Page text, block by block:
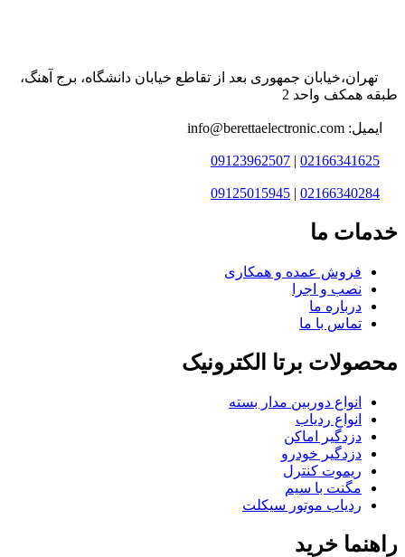
تهران،خیابان جمهوری بعد از تقاطع خیابان دانشگاه، برج آهنگ،
طبقه همکف واحد 2
ایمیل: info@berettaelectronic.com
02166341625
|
09123962507
02166340284
|
09125015945
خدمات ما
فروش عمده و همکاری
نصب و اجرا
درباره ما
تماس با ما
محصولات برتا الکترونیک
انواع دوربین مدار بسته
انواع ردیاب
دزدگیر اماکن
دزدگیر خودرو
ریموت کنترل
مگنت با سیم
ردیاب موتور سیکلت
راهنما خرید